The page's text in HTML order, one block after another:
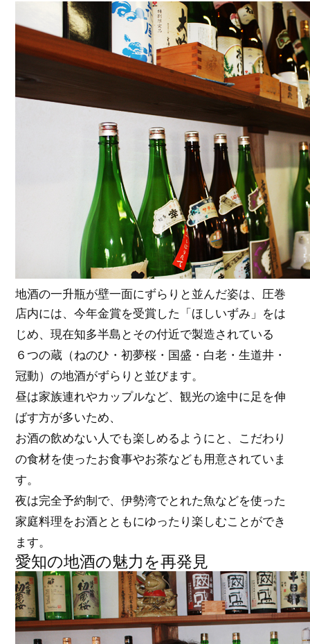
地酒の一升瓶が壁一面にずらりと並んだ姿は、圧巻
店内には、今年金賞を受賞した「ほしいずみ」をは
じめ、現在知多半島とその付近で製造されている
６つの蔵（ねのひ・初夢桜・国盛・白老・生道井・
冠動）の地酒がずらりと並びます。
昼は家族連れやカップルなど、観光の途中に足を伸
ばす方が多いため、
お酒の飲めない人でも楽しめるようにと、こだわり
の食材を使ったお食事やお茶なども用意されていま
す。
夜は完全予約制で、伊勢湾でとれた魚などを使った
家庭料理をお酒とともにゆったり楽しむことができ
ます。
愛知の地酒の魅力を再発見